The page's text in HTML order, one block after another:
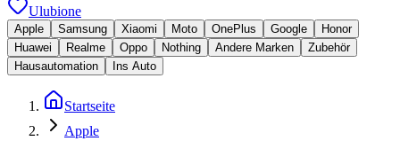
Ulubione
Apple Samsung Xiaomi Moto OnePlus Google
Honor
Huawei
Realme Oppo Nothing Andere Marken
Zubehör
Hausautomation
Ins Auto
Startseite
Apple